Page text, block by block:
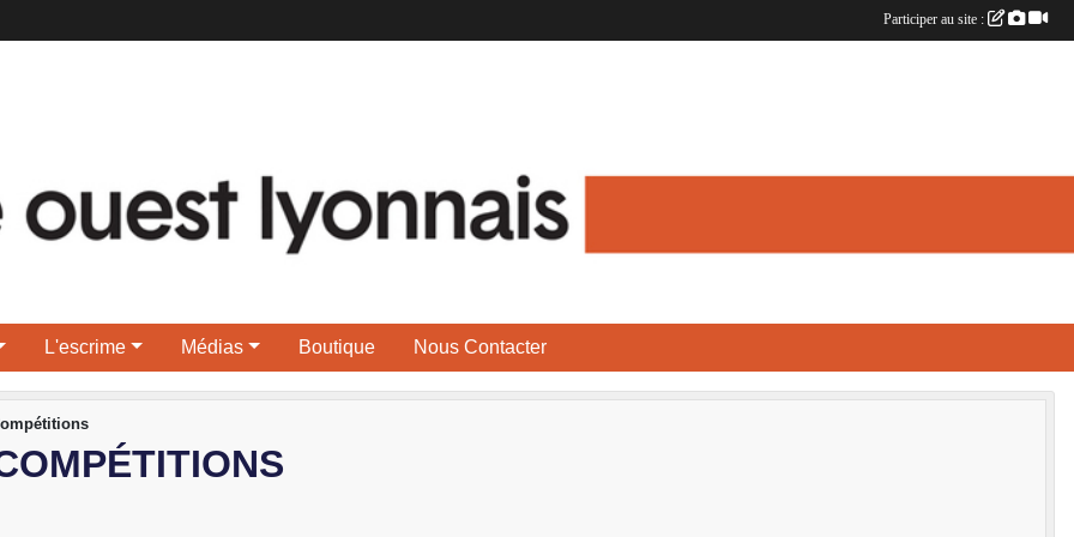
L'escrime Médias Boutique Nous Contacter
Participer au site :